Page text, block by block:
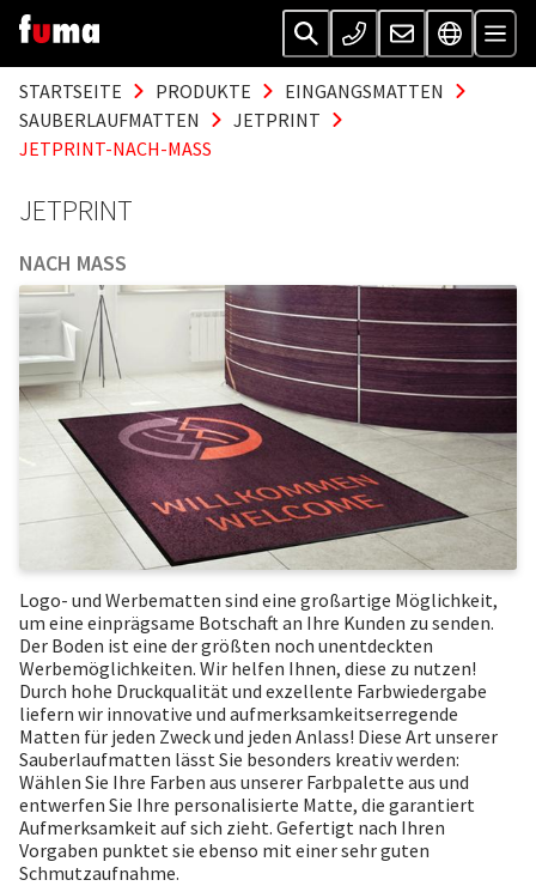
STARTSEITE PRODUKTE
EINGANGSMATTEN
SAUBERLAUFMATTEN
JETPRINT
JETPRINT-NACH-MASS
JETPRINT
NACH MASS
Logo- und Werbematten sind eine großartige Möglichkeit,
um eine einprägsame Botschaft an Ihre Kunden zu senden.
Der Boden ist eine der größten noch unentdeckten
Werbemöglichkeiten. Wir helfen Ihnen, diese zu nutzen!
Durch hohe Druckqualität und exzellente Farbwiedergabe
liefern wir innovative und aufmerksamkeitserregende
Matten für jeden Zweck und jeden Anlass! Diese Art unserer
Sauberlaufmatten lässt Sie besonders kreativ werden:
Wählen Sie Ihre Farben aus unserer Farbpalette aus und
entwerfen Sie Ihre personalisierte Matte, die garantiert
Aufmerksamkeit auf sich zieht. Gefertigt nach Ihren
Vorgaben punktet sie ebenso mit einer sehr guten
Schmutzaufnahme.